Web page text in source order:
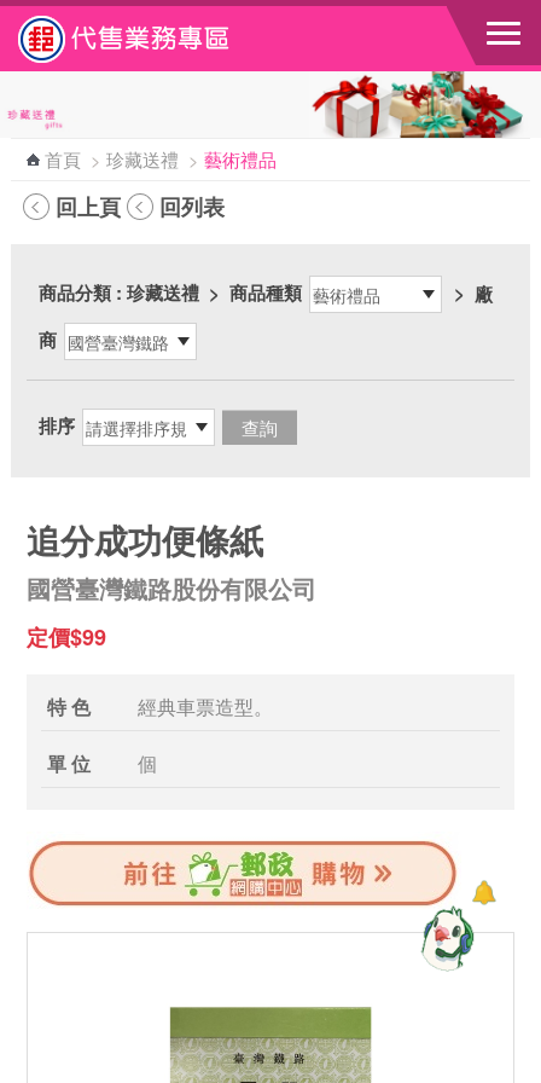
跳到主要內容區塊
首頁 > 珍藏送禮 > 藝術禮品
回上頁 回列表
商品分類: 珍藏送禮 > 商品種類 > 廠
商
排序
追分成功便條紙
國營臺灣鐵路股份有限公司
定價$99
特 色 經典車票造型。
單 位 個